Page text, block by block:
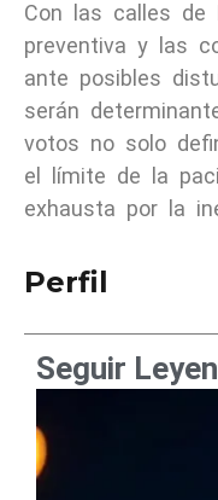
Con las calles de
preventiva y las
ante posibles
serán
votos no solo
el límite de la
exhausta por la
Perfil
Seguir